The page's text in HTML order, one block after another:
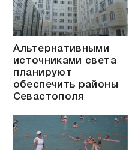
Альтернативными
источниками света
планируют
обеспечить районы
Севастополя